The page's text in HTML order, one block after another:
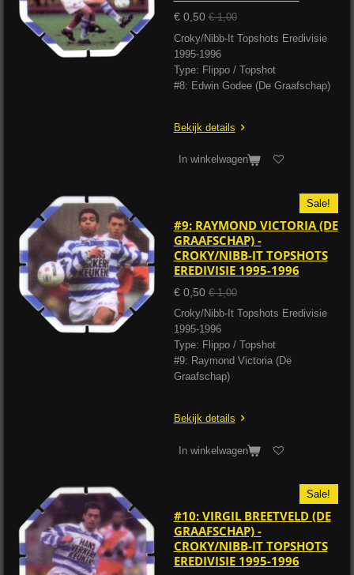
€ 0,50 € 1,00
Croky/Nibb-It Topshots Eredivisie
1995-1996
Type: Flippo / Topshot
#8: Edwin Godee (De Graafschap)
Bekijk details
In winkelwagen
Sale!
#9: RAYMOND VICTORIA (DE
GRAAFSCHAP) -
CROKY/NIBB-IT TOPSHOTS
EREDIVISIE 1995-1996
€ 0,50 € 1,00
Croky/Nibb-It Topshots Eredivisie
1995-1996
Type: Flippo / Topshot
#9: Raymond Victoria (De
Graafschap)
Bekijk details
In winkelwagen
Sale!
#10: VIRGIL BREETVELD (DE
GRAAFSCHAP) -
CROKY/NIBB-IT TOPSHOTS
EREDIVISIE 1995-1996